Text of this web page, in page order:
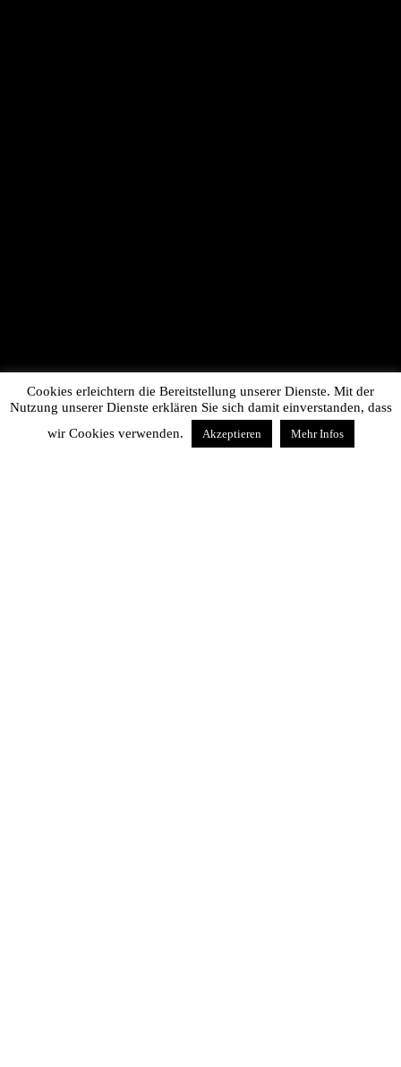
Cookies erleichtern die Bereitstellung unserer Dienste. Mit der
Nutzung unserer Dienste erklären Sie sich damit einverstanden, dass
wir Cookies verwenden.
Akzeptieren Mehr Infos